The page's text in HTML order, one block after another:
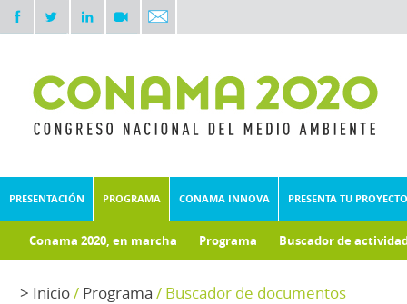
PRESENTACIÓN PROGRAMA CONAMA INNOVA PRESENTA TU PROYECTO
Conama 2020, en marcha Programa Buscador de
> Inicio/ Programa / Buscador de documentos